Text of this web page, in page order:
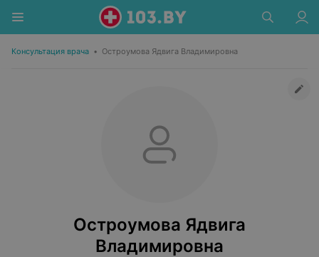
Консультация врача • Остроумова Ядвига Владимировна
Остроумова Ядвига
Владимировна